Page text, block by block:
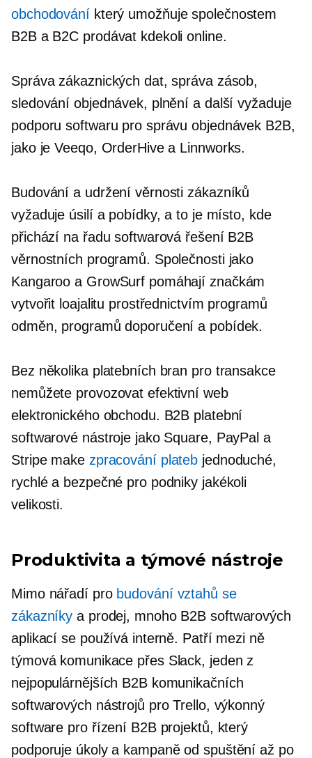
obchodováníkterý umožňuje společnostem
B2B a B2C prodávat kdekoli online.
Správa zákaznických dat, správa zásob,
sledování objednávek, plnění a další vyžaduje
podporu softwaru pro správu objednávek B2B,
jako je Veeqo, OrderHive a Linnworks.
Budování a udržení věrnosti zákazníků
vyžaduje úsilí a pobídky, a to je místo, kde
přichází na řadu softwarová řešení B2B
věrnostních programů. Společnosti jako
Kangaroo a GrowSurf pomáhají značkám
vytvořit loajalitu prostřednictvím programů
odměn, programů doporučení a pobídek.
Bez několika platebních bran pro transakce
nemůžete provozovat efektivní web
elektronického obchodu. B2B platební
softwarové nástroje jako Square, PayPal a
Stripe make zpracování plateb jednoduché,
rychlé a bezpečné pro podniky jakékoli
velikosti.
Produktivita a týmové nástroje
Mimo nářadí pro budování vztahů se
zákazníky a prodej, mnoho B2B softwarových
aplikací se používá interně. Patří mezi ně
týmová komunikace přes Slack, jeden z
nejpopulárnějších B2B komunikačních
softwarových nástrojů pro Trello, výkonný
software pro řízení B2B projektů, který
podporuje úkoly a kampaně od spuštění až po